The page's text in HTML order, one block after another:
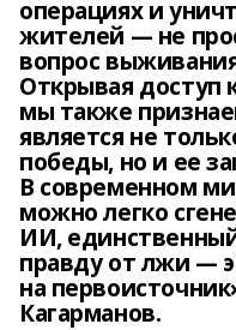
операциях и
жителей — не
вопрос
Открывая доступ
мы также
является не
победы, но и ее
В современном
можно легко
ИИ,
правду от лжи —
на
Кагарманов.